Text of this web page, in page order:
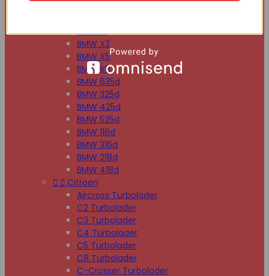
BMW X1
BMW X3
BMW X5
BMW X6
BMW 635d
BMW 325d
BMW 425d
BMW 525d
BMW 116d
BMW 316d
BMW 218d
BMW 418d
  Citroen
Aircross Turbolader
C2 Turbolader
C3 Turbolader
C4 Turbolader
C5 Turbolader
C8 Turbolader
C-Crosser Turbolader